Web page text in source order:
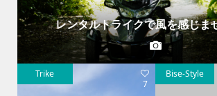
レンタルトライクで風を感じま
Trike
7
Bise-Style